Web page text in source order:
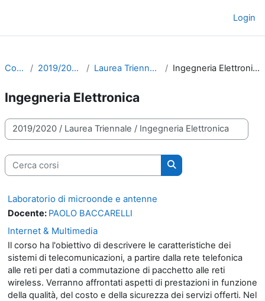
Login
Corsi 2019/2020 Laurea Triennale Ingegneria Elettronica
Ingegneria Elettronica
Categorie di corso
Cerca corsi
Cerca corsi
Laboratorio di microonde e antenne
Docente: PAOLO BACCARELLI
Internet & Multimedia
Il corso ha l'obiettivo di descrivere le caratteristiche dei
sistemi di telecomunicazioni, a partire dalla rete telefonica
alle reti per dati a commutazione di pacchetto alle reti
wireless. Verranno affrontati aspetti di prestazioni in funzione
della qualità, del costo e della sicurezza dei servizi offerti. Nel